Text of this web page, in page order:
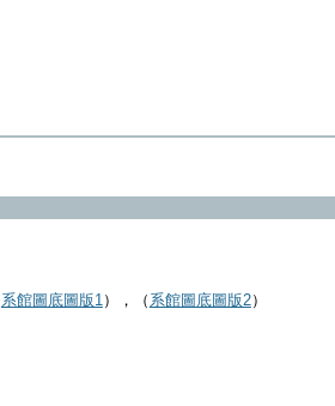
系館圖底圖版1），（ 系館圖底圖版2）